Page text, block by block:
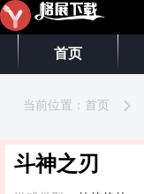
首页
当前位置： 首页
斗神之刃